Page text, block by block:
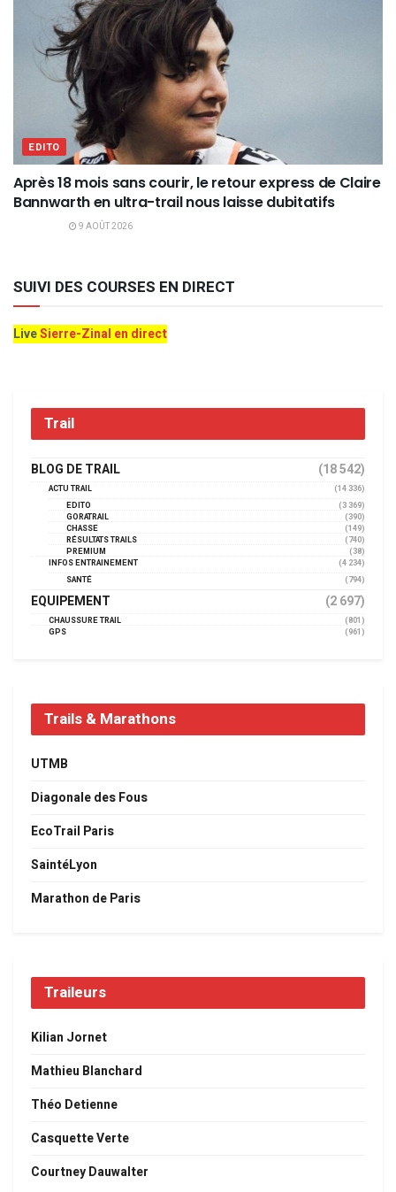
EDITO
Après 18 mois sans courir, le retour express de Claire
Bannwarth en ultra-trail nous laisse dubitatifs
9 AOÛT 2026
SUIVI DES COURSES EN DIRECT
LiveSierre-Zinal en direct
Trail
BLOG DE TRAIL (18 542)
ACTU TRAIL
(14 336)
EDITO
(3 369)
GORATRAIL
(390)
CHASSE
(149)
RÉSULTATS TRAILS
(740)
PREMIUM
(38)
INFOS ENTRAINEMENT
(4 234)
SANTÉ
(794)
EQUIPEMENT (2 697)
CHAUSSURE TRAIL
(801)
GPS
(961)
Trails & Marathons
UTMB
Diagonale des Fous
EcoTrail Paris
SaintéLyon
Marathon de Paris
Traileurs
Kilian Jornet
Mathieu Blanchard
Théo Detienne
Casquette Verte
Courtney Dauwalter